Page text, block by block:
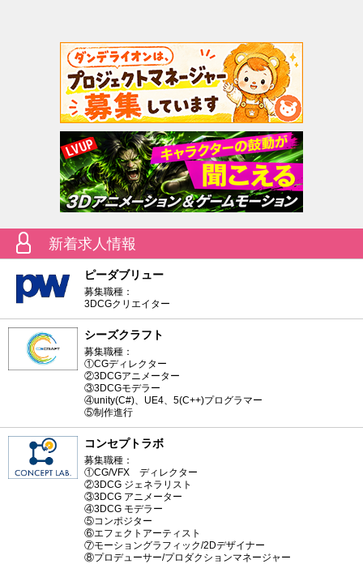
新着求人情報
ピーダブリュー
募集職種：
3DCGクリエイター
シーズクラフト
募集職種：
①CGディレクター
②3DCGアニメーター
③3DCGモデラー
④unity(C#)、UE4、5(C++)プログラマー
⑤制作進行
コンセプトラボ
募集職種：
①CG/VFX ディレクター
②3DCG ジェネラリスト
③3DCG アニメーター
④3DCG モデラー
⑤コンポジター
⑥エフェクトアーティスト
⑦モーショングラフィック/2Dデザイナー
⑧プロデューサー/プロダクションマネージャー